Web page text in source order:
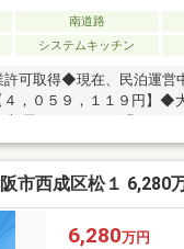
南道路
システムキッチン
可取得◆現在、民泊運営
４，０５９，１１９円】◆
き※車種による◆3階建て
海本線「天下茶屋」駅徒
市西成区松１ 6,280
6,280万円